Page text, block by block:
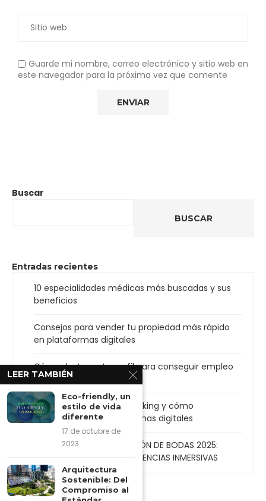
Guarde mi nombre, correo electrónico y sitio web en
este navegador para la próxima vez que comente
Buscar
BUSCAR
Entradas recientes
10 especialidades médicas más buscadas y sus
beneficios
Consejos para vender tu propiedad más rápido
en plataformas digitales
Cómo destacar tu perfil para conseguir empleo
más rápido
La importancia del networking y cómo
aprovecharlo en plataformas digitales
TENDENCIAS EN DECORACIÓN DE BODAS 2025:
COLORES, ESTILOS Y EXPERIENCIAS INMERSIVAS
LEER TAMBIÉN
Eco-friendly, un
estilo de vida
diferente
17 de octubre de
2023
Arquitectura
Sostenible: Del
Compromiso al